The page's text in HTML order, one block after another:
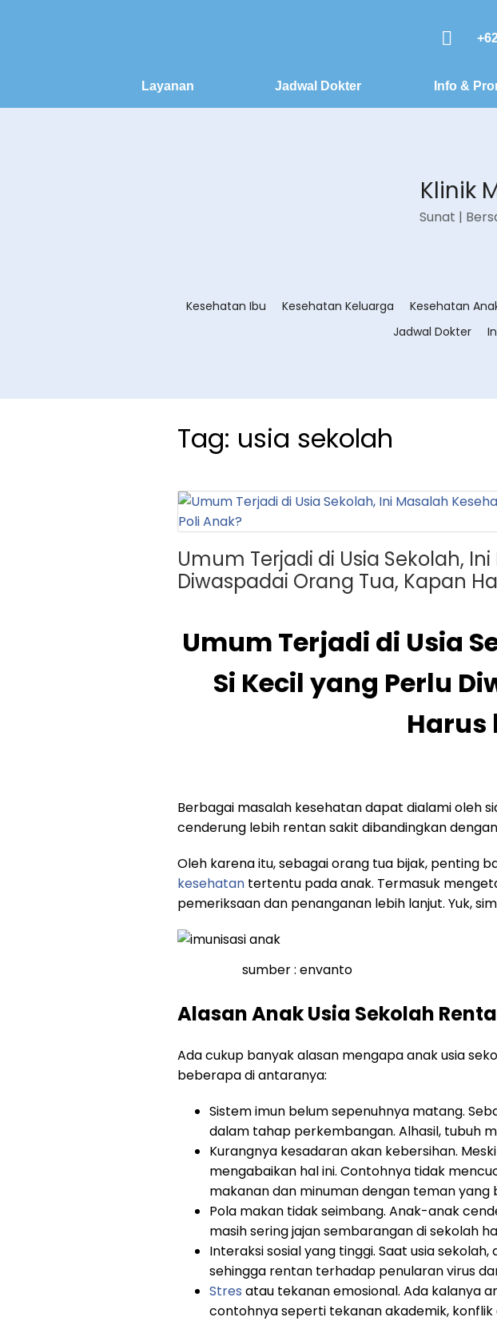
Layanan Jadwal Dokter Info &
Klinik
Sunat |
Kesehatan Ibu Kesehatan Keluarga Kesehatan
Jadwal Dokter
Tag: usia sekolah
Umum Terjadi di Usia Sekolah,
Diwaspadai Orang Tua, Kapan
Umum Terjadi di Usia
Si Kecil yang Perlu
Harus
Berbagai masalah kesehatan dapat dialami oleh
cenderung lebih rentan sakit dibandingkan
Oleh karena itu, sebagai orang tua bijak, penting
kesehatan tertentu pada anak. Termasuk
pemeriksaan dan penanganan lebih lanjut. Yuk,
sumber : envanto
Alasan Anak Usia Sekolah
Ada cukup banyak alasan mengapa anak usia
beberapa di antaranya:
Sistem imun belum sepenuhnya matang.
dalam tahap perkembangan. Alhasil, tubuh
Kurangnya kesadaran akan kebersihan.
mengabaikan hal ini. Contohnya tidak
makanan dan minuman dengan teman
Pola makan tidak seimbang. Anak-anak
masih sering jajan sembarangan di sekolah
Interaksi sosial yang tinggi. Saat usia
sehingga rentan terhadap penularan virus
Stres atau tekanan emosional. Ada kalanya
contohnya seperti tekanan akademik,